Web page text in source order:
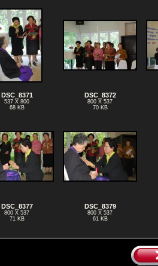
DSC_8371
537 X 800
68 KB
DSC_8372
800 X 537
70 KB
DSC_8377
800 X 537
71 KB
DSC_8379
800 X 537
61 KB